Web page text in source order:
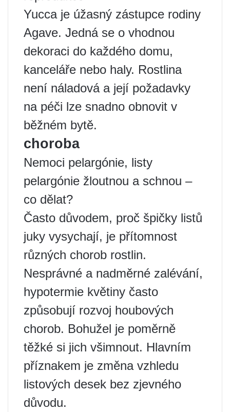
Yucca je úžasný zástupce rodiny
Agave. Jedná se o vhodnou
dekoraci do každého domu,
kanceláře nebo haly. Rostlina
není náladová a její požadavky
na péči lze snadno obnovit v
běžném bytě.
choroba
Nemoci pelargónie, listy
pelargónie žloutnou a schnou –
co dělat?
Často důvodem, proč špičky listů
juky vysychají, je přítomnost
různých chorob rostlin.
Nesprávné a nadměrné zalévání,
hypotermie květiny často
způsobují rozvoj houbových
chorob. Bohužel je poměrně
těžké si jich všimnout. Hlavním
příznakem je změna vzhledu
listových desek bez zjevného
důvodu.